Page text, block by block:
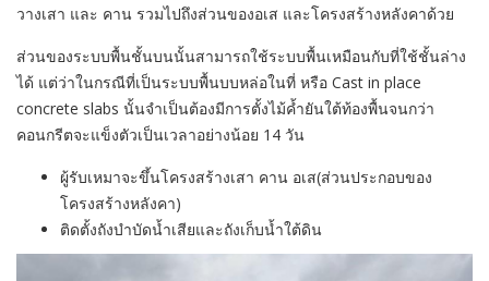
วางเสา และ คาน รวมไปถึงส่วนของอเส และโครงสร้างหลังคาด้วย
ส่วนของระบบพื้นชั้นบนนั้นสามารถใช้ระบบพื้นเหมือนกับที่ใช้ชั้นล่าง
ได้ แต่ว่าในกรณีที่เป็นระบบพื้นบบหล่อในที่ หรือ Cast in place
concrete slabs นั้นจำเป็นต้องมีการตั้งไม้ค้ำยันใต้ท้องพื้นจนกว่า
คอนกรีตจะแข็งตัวเป็นเวลาอย่างน้อย 14 วัน
ผู้รับเหมาจะขึ้นโครงสร้างเสา คาน อเส(ส่วนประกอบของ
โครงสร้างหลังคา)
ติดตั้งถังบำบัดน้ำเสียและถังเก็บน้ำใต้ดิน